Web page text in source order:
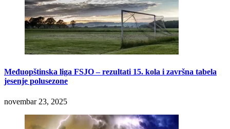
Međuopštinska liga FSJO – rezultati 15. kola i završna tabela
jesenje polusezone
novembar 23, 2025